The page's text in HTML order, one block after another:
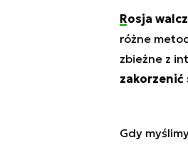
Rosja
różne
zbieżne z
zakorzenić
Gdy